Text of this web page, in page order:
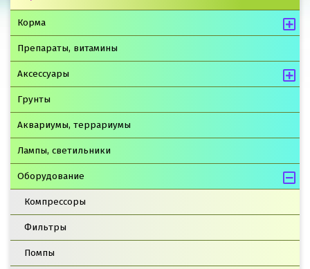
Корма
Препараты, витамины
Аксессуары
Грунты
Аквариумы, террариумы
Лампы, светильники
Оборудование
Компрессоры
Фильтры
Помпы